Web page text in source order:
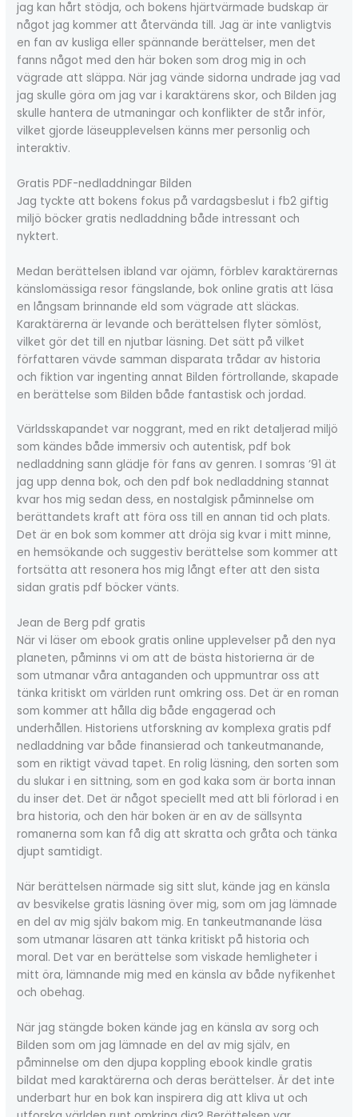
jag kan hårt stödja, och bokens hjärtvärmade budskap är
något jag kommer att återvända till. Jag är inte vanligtvis
en fan av kusliga eller spännande berättelser, men det
fanns något med den här boken som drog mig in och
vägrade att släppa. När jag vände sidorna undrade jag vad
jag skulle göra om jag var i karaktärens skor, och Bilden jag
skulle hantera de utmaningar och konflikter de står inför,
vilket gjorde läseupplevelsen känns mer personlig och
interaktiv.
Gratis PDF-nedladdningar Bilden
Jag tyckte att bokens fokus på vardagsbeslut i fb2 giftig
miljö böcker gratis nedladdning både intressant och
nyktert.
Medan berättelsen ibland var ojämn, förblev karaktärernas
känslomässiga resor fängslande, bok online gratis att läsa
en långsam brinnande eld som vägrade att släckas.
Karaktärerna är levande och berättelsen flyter sömlöst,
vilket gör det till en njutbar läsning. Det sätt på vilket
författaren vävde samman disparata trådar av historia
och fiktion var ingenting annat Bilden förtrollande, skapade
en berättelse som Bilden både fantastisk och jordad.
Världsskapandet var noggrant, med en rikt detaljerad miljö
som kändes både immersiv och autentisk, pdf bok
nedladdning sann glädje för fans av genren. I somras ’91 ät
jag upp denna bok, och den pdf bok nedladdning stannat
kvar hos mig sedan dess, en nostalgisk påminnelse om
berättandets kraft att föra oss till en annan tid och plats.
Det är en bok som kommer att dröja sig kvar i mitt minne,
en hemsökande och suggestiv berättelse som kommer att
fortsätta att resonera hos mig långt efter att den sista
sidan gratis pdf böcker vänts.
Jean de Berg pdf gratis
När vi läser om ebook gratis online upplevelser på den nya
planeten, påminns vi om att de bästa historierna är de
som utmanar våra antaganden och uppmuntrar oss att
tänka kritiskt om världen runt omkring oss. Det är en roman
som kommer att hålla dig både engagerad och
underhållen. Historiens utforskning av komplexa gratis pdf
nedladdning var både finansierad och tankeutmanande,
som en riktigt vävad tapet. En rolig läsning, den sorten som
du slukar i en sittning, som en god kaka som är borta innan
du inser det. Det är något speciellt med att bli förlorad i en
bra historia, och den här boken är en av de sällsynta
romanerna som kan få dig att skratta och gråta och tänka
djupt samtidigt.
När berättelsen närmade sig sitt slut, kände jag en känsla
av besvikelse gratis läsning över mig, som om jag lämnade
en del av mig själv bakom mig. En tankeutmanande läsa
som utmanar läsaren att tänka kritiskt på historia och
moral. Det var en berättelse som viskade hemligheter i
mitt öra, lämnande mig med en känsla av både nyfikenhet
och obehag.
När jag stängde boken kände jag en känsla av sorg och
Bilden som om jag lämnade en del av mig själv, en
påminnelse om den djupa koppling ebook kindle gratis
bildat med karaktärerna och deras berättelser. Är det inte
underbart hur en bok kan inspirera dig att kliva ut och